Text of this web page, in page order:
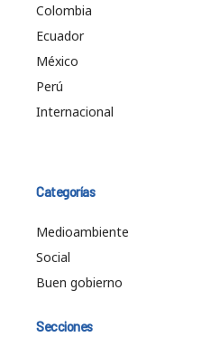
Colombia
Ecuador
México
Perú
Internacional
Categorías
Medioambiente
Social
Buen gobierno
Secciones